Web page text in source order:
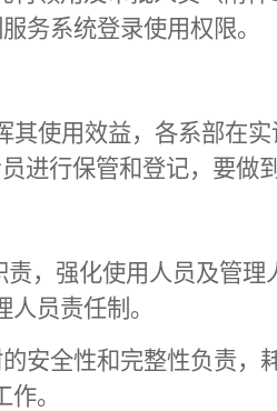
务系统登录使用权限。
其使用效益，各系部在
进行保管和登记，要做
，强化使用人员及管理
员责任制。
安全性和完整性负责，
。